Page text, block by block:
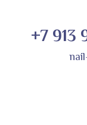
+7 913